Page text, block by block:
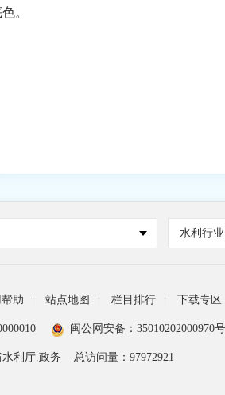
。
水利行
助 站点地图 栏目排行 下载专区
闽公网安备：35010202000970号
利厅.政务 总访问量：97972921